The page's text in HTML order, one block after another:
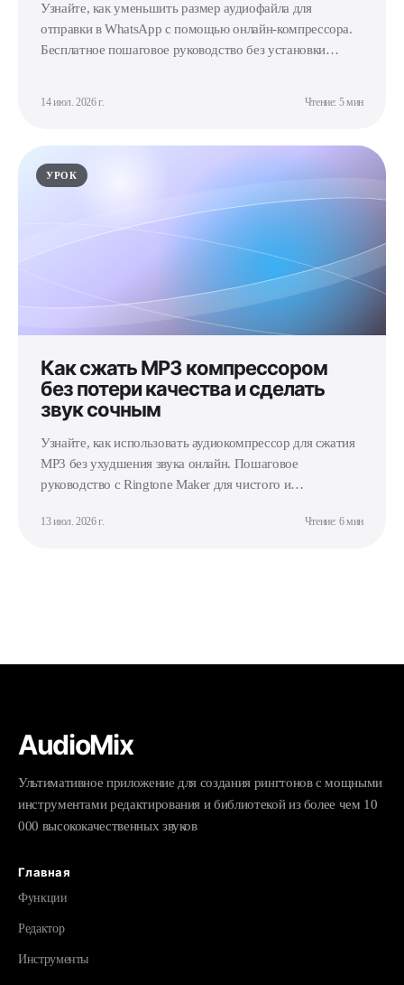
Узнайте, как уменьшить размер аудиофайла для
отправки в WhatsApp с помощью онлайн-компрессора.
Бесплатное пошаговое руководство без установки
14 июл. 2026 г. Чтение: 5 мин
УРОК
Как сжать MP3 компрессором
без потери качества и сделать
звук сочным
Узнайте, как использовать аудиокомпрессор для сжатия
MP3 без ухудшения звука онлайн. Пошаговое
руководство с Ringtone Maker для чистого и
13 июл. 2026 г. Чтение: 6 мин
AudioMix
Ультимативное приложение для создания рингтонов с мощными
инструментами редактирования и библиотекой из более чем 10
000 высококачественных звуков
Главная
Функции
Редактор
Инструменты